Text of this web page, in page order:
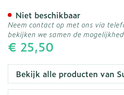
€ 25,50
Niet beschikbaar
Neem contact op met ons via
bekijken we samen de
Bekijk alle producten van